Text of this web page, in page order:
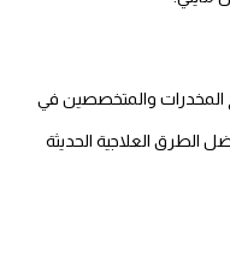
والمتخصصين في
الطرق العلاجية الحديثة